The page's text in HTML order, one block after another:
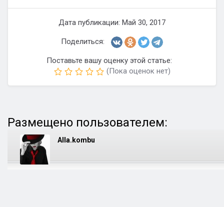
Дата публикации: Май 30, 2017
Поделиться:
Поставьте вашу оценку этой статье:
(Пока оценок нет)
Размещено пользователем:
Alla.kombu